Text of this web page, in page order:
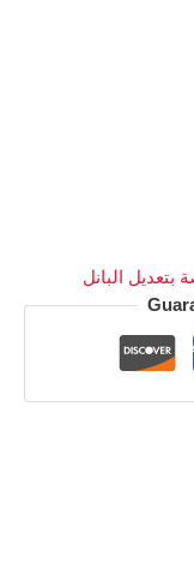
بتعديل البانل